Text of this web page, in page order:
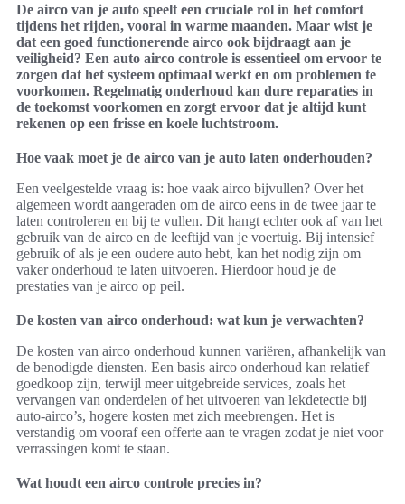
De airco van je auto speelt een cruciale rol in het comfort
tijdens het rijden, vooral in warme maanden. Maar wist je
dat een goed functionerende airco ook bijdraagt aan je
veiligheid? Een auto airco controle is essentieel om ervoor te
zorgen dat het systeem optimaal werkt en om problemen te
voorkomen. Regelmatig onderhoud kan dure reparaties in
de toekomst voorkomen en zorgt ervoor dat je altijd kunt
rekenen op een frisse en koele luchtstroom.
Hoe vaak moet je de airco van je auto laten onderhouden?
Een veelgestelde vraag is: hoe vaak airco bijvullen? Over het
algemeen wordt aangeraden om de airco eens in de twee jaar te
laten controleren en bij te vullen. Dit hangt echter ook af van het
gebruik van de airco en de leeftijd van je voertuig. Bij intensief
gebruik of als je een oudere auto hebt, kan het nodig zijn om
vaker onderhoud te laten uitvoeren. Hierdoor houd je de
prestaties van je airco op peil.
De kosten van airco onderhoud: wat kun je verwachten?
De kosten van airco onderhoud kunnen variëren, afhankelijk van
de benodigde diensten. Een basis airco onderhoud kan relatief
goedkoop zijn, terwijl meer uitgebreide services, zoals het
vervangen van onderdelen of het uitvoeren van lekdetectie bij
auto-airco’s, hogere kosten met zich meebrengen. Het is
verstandig om vooraf een offerte aan te vragen zodat je niet voor
verrassingen komt te staan.
Wat houdt een airco controle precies in?